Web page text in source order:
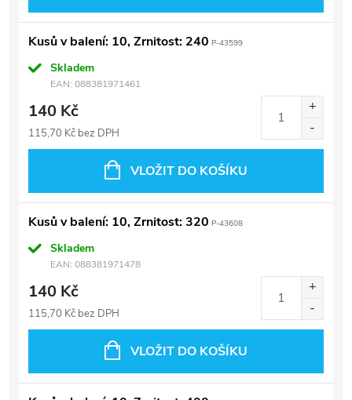
Kusů v balení: 10, Zrnitost: 240 P-43599
Skladem
EAN: 088381971461
140 Kč
115,70 Kč bez DPH
VLOŽIT DO KOŠÍKU
Kusů v balení: 10, Zrnitost: 320 P-43608
Skladem
EAN: 088381971478
140 Kč
115,70 Kč bez DPH
VLOŽIT DO KOŠÍKU